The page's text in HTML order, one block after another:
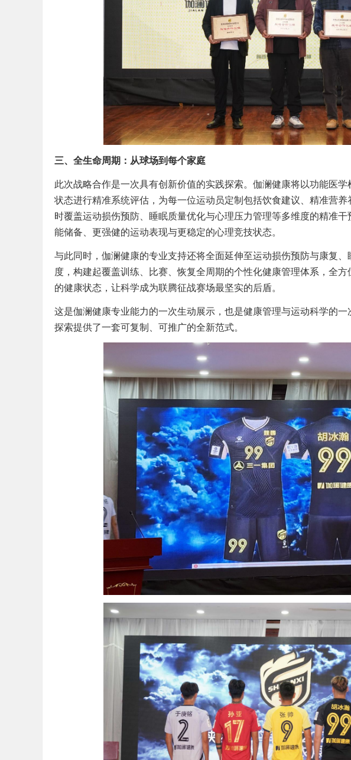
三、全生命周期：从球场到每个家庭
此次战略合作是一次具有创新价值的实践探索。伽澜健康将以功能医
状态进行精准系统评估，为每一位运动员定制包括饮食建议、精准营
时覆盖运动损伤预防、睡眠质量优化与心理压力管理等多维度的精准
能储备、更强健的运动表现与更稳定的心理竞技状态。
与此同时，伽澜健康的专业支持还将全面延伸至运动损伤预防与康复
度，构建起覆盖训练、比赛、恢复全周期的个性化健康管理体系，全
的健康状态，让科学成为联腾征战赛场最坚实的后盾。
这是伽澜健康专业能力的一次生动展示，也是健康管理与运动科学的
探索提供了一套可复制、可推广的全新范式。